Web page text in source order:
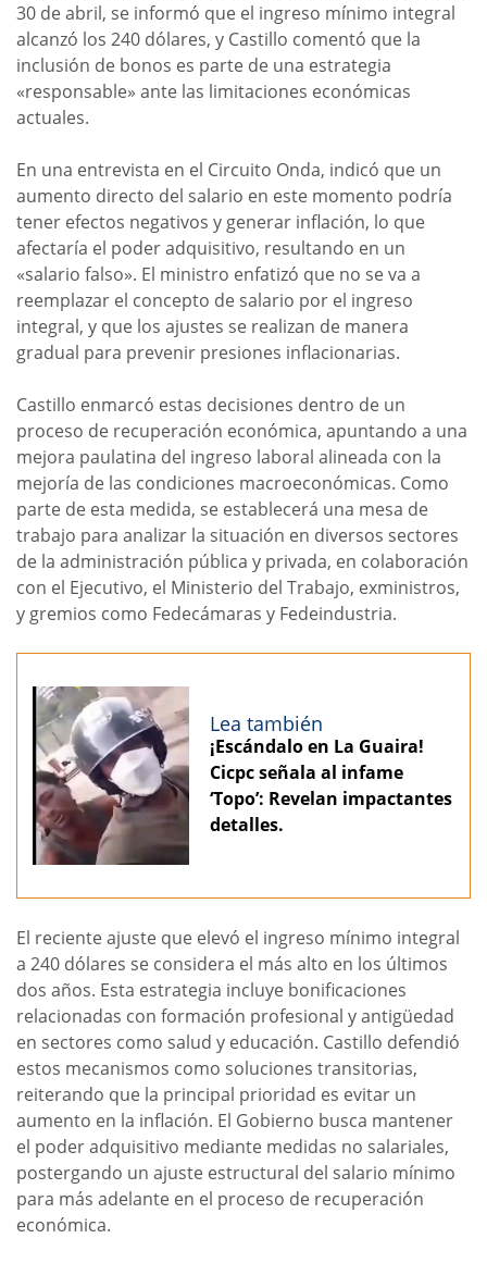
30 de abril, se informó que el ingreso mínimo integral
alcanzó los 240 dólares, y Castillo comentó que la
inclusión de bonos es parte de una estrategia
«responsable» ante las limitaciones económicas
actuales.
En una entrevista en el Circuito Onda, indicó que un
aumento directo del salario en este momento podría
tener efectos negativos y generar inflación, lo que
afectaría el poder adquisitivo, resultando en un
«salario falso». El ministro enfatizó que no se va a
reemplazar el concepto de salario por el ingreso
integral, y que los ajustes se realizan de manera
gradual para prevenir presiones inflacionarias.
Castillo enmarcó estas decisiones dentro de un
proceso de recuperación económica, apuntando a una
mejora paulatina del ingreso laboral alineada con la
mejoría de las condiciones macroeconómicas. Como
parte de esta medida, se establecerá una mesa de
trabajo para analizar la situación en diversos sectores
de la administración pública y privada, en colaboración
con el Ejecutivo, el Ministerio del Trabajo, exministros,
y gremios como Fedecámaras y Fedeindustria.
Lea también
¡Escándalo en La Guaira!
Cicpc señala al infame
‘Topo’: Revelan impactantes
detalles.
El reciente ajuste que elevó el ingreso mínimo integral
a 240 dólares se considera el más alto en los últimos
dos años. Esta estrategia incluye bonificaciones
relacionadas con formación profesional y antigüedad
en sectores como salud y educación. Castillo defendió
estos mecanismos como soluciones transitorias,
reiterando que la principal prioridad es evitar un
aumento en la inflación. El Gobierno busca mantener
el poder adquisitivo mediante medidas no salariales,
postergando un ajuste estructural del salario mínimo
para más adelante en el proceso de recuperación
económica.